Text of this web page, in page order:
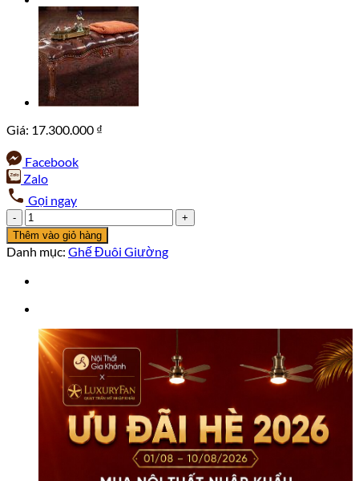
Giá: 17.300.000 ₫
Facebook
Zalo
Gọi ngay
Ghế
Đuôi
Giường
GG06-
2
lượng
Thêm vào giỏ hàng
Danh mục: Ghế Đuôi Giường